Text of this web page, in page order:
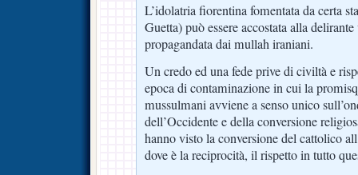
L’idolatria fiorentina fomentata da certa
Guetta) può essere accostata alla
propagandata dai mullah iraniani.
Un credo ed una fede prive di civiltà e
epoca di contaminazione in cui la
mussulmani avviene a senso unico
dell’Occidente e della conversione
hanno visto la conversione del cattolico
dove è la reciprocità, il rispetto in tutto